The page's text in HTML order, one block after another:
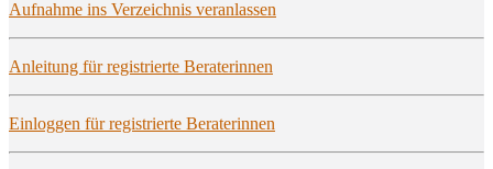
Auf­nah­me ins Ver­zeich­nis veranlassen
Anlei­tung für regis­trier­te Beraterinnen
Ein­log­gen für regis­trier­te Beraterinnen